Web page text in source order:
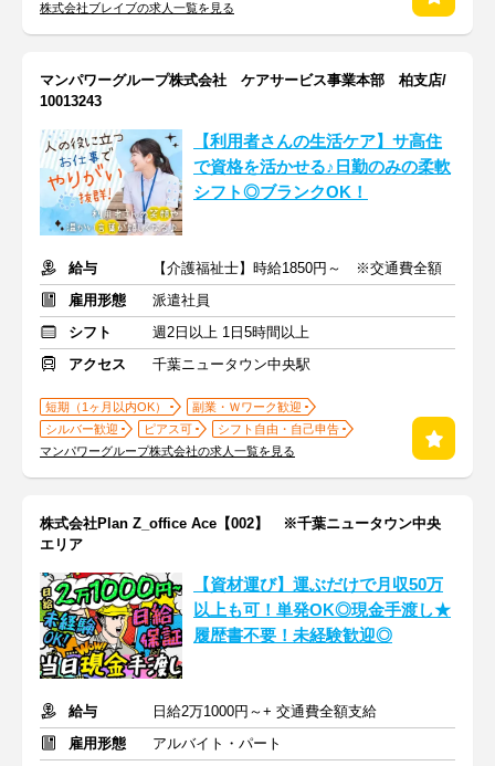
株式会社ブレイブの求人一覧を見る
マンパワーグループ株式会社 ケアサービス事業本部 柏支店/
10013243
【利用者さんの生活ケア】サ高住
で資格を活かせる♪日勤のみの柔軟
シフト◎ブランクOK！
給与
【介護福祉士】時給1850円～ ※交通費全額
雇用形態
派遣社員
シフト
週2日以上 1日5時間以上
アクセス
千葉ニュータウン中央駅
短期（1ヶ月以内OK）
副業・Ｗワーク歓迎
シルバー歓迎
ピアス可
シフト自由・自己申告
マンパワーグループ株式会社の求人一覧を見る
株式会社Plan Z_office Ace【002】 ※千葉ニュータウン中央
エリア
【資材運び】運ぶだけで月収50万
以上も可！単発OK◎現金手渡し★
履歴書不要！未経験歓迎◎
給与
日給2万1000円～+ 交通費全額支給
雇用形態
アルバイト・パート